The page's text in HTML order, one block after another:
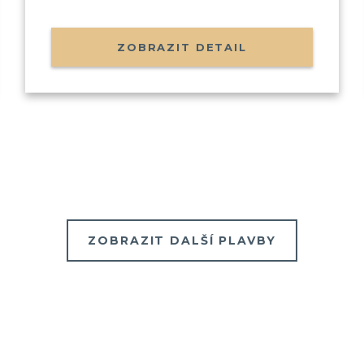
ZOBRAZIT DETAIL
ZOBRAZIT DALŠÍ PLAVBY